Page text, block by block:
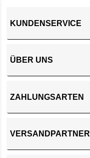
KUNDENSERVICE
ÜBER UNS
ZAHLUNGSARTEN
VERSANDPARTNER